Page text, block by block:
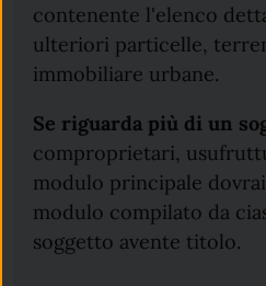
contenente l'elenco
ulteriori particelle,
immobiliare urbane.
Se riguarda più di un
comproprietari,
modulo principale
modulo compilato da
soggetto avente titolo.